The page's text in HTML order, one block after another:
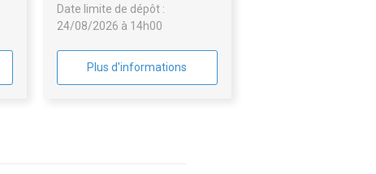
Date limite de dépôt :
24/08/2026 à 14h00
Plus d'informations